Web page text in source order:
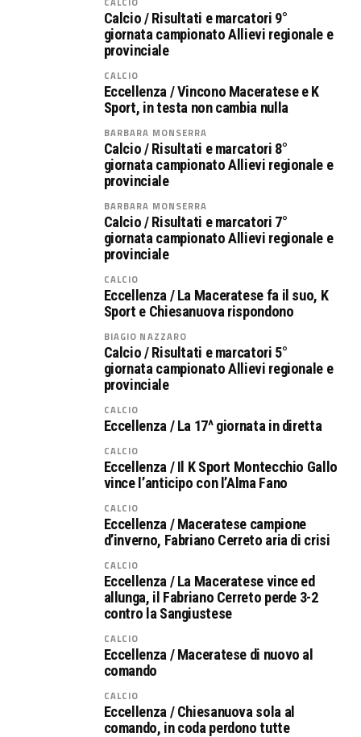
Calcio / Risultati e marcatori 9°
giornata campionato Allievi regionale e
provinciale
CALCIO
Eccellenza / Vincono Maceratese e K
Sport, in testa non cambia nulla
BARBARA MONSERRA
Calcio / Risultati e marcatori 8°
giornata campionato Allievi regionale e
provinciale
BARBARA MONSERRA
Calcio / Risultati e marcatori 7°
giornata campionato Allievi regionale e
provinciale
CALCIO
Eccellenza / La Maceratese fa il suo, K
Sport e Chiesanuova rispondono
BIAGIO NAZZARO
Calcio / Risultati e marcatori 5°
giornata campionato Allievi regionale e
provinciale
CALCIO
Eccellenza / La 17^ giornata in diretta
CALCIO
Eccellenza / Il K Sport Montecchio Gallo
vince l’anticipo con l’Alma Fano
CALCIO
Eccellenza / Maceratese campione
d’inverno, Fabriano Cerreto aria di crisi
CALCIO
Eccellenza / La Maceratese vince ed
allunga, il Fabriano Cerreto perde 3-2
contro la Sangiustese
CALCIO
Eccellenza / Maceratese di nuovo al
comando
CALCIO
Eccellenza / Chiesanuova sola al
comando, in coda perdono tutte